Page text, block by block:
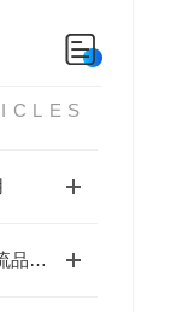
自动重量分选在包装物流品质检测上的发展与应用